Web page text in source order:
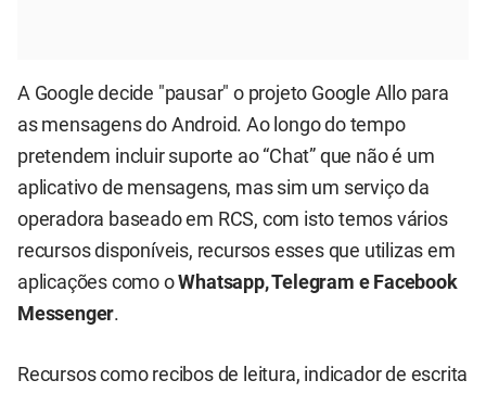
A Google decide "pausar" o projeto Google Allo para
as mensagens do Android. Ao longo do tempo
pretendem incluir suporte ao “Chat” que não é um
aplicativo de mensagens, mas sim um serviço da
operadora baseado em RCS, com isto temos vários
recursos disponíveis, recursos esses que utilizas em
aplicações como oWhatsapp, Telegram e Facebook
Messenger.
Recursos como recibos de leitura, indicador de escrita